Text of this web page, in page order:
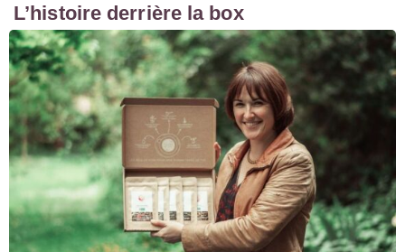
L’histoire derrière la box